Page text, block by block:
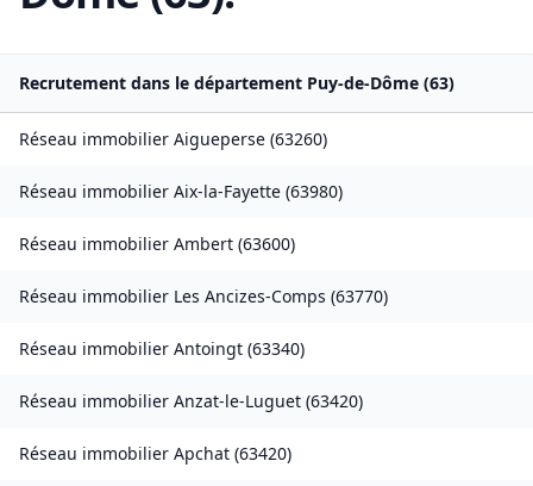
Recrutement dans le département Puy-de-Dôme (63)
Réseau immobilier Aigueperse (63260)
Réseau immobilier Aix-la-Fayette (63980)
Réseau immobilier Ambert (63600)
Réseau immobilier Les Ancizes-Comps (63770)
Réseau immobilier Antoingt (63340)
Réseau immobilier Anzat-le-Luguet (63420)
Réseau immobilier Apchat (63420)